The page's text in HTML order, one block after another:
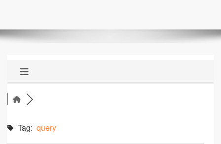
Tag: query